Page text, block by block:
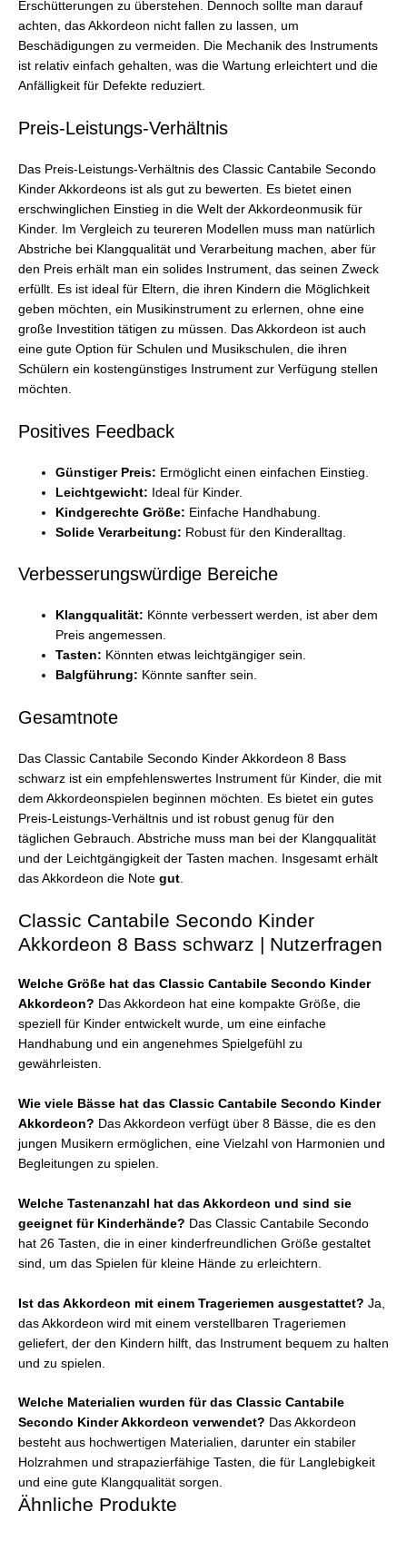
Erschütterungen zu überstehen. Dennoch sollte man darauf
achten, das Akkordeon nicht fallen zu lassen, um
Beschädigungen zu vermeiden. Die Mechanik des Instruments
ist relativ einfach gehalten, was die Wartung erleichtert und die
Anfälligkeit für Defekte reduziert.
Preis-Leistungs-Verhältnis
Das Preis-Leistungs-Verhältnis des Classic Cantabile Secondo
Kinder Akkordeons ist als gut zu bewerten. Es bietet einen
erschwinglichen Einstieg in die Welt der Akkordeonmusik für
Kinder. Im Vergleich zu teureren Modellen muss man natürlich
Abstriche bei Klangqualität und Verarbeitung machen, aber für
den Preis erhält man ein solides Instrument, das seinen Zweck
erfüllt. Es ist ideal für Eltern, die ihren Kindern die Möglichkeit
geben möchten, ein Musikinstrument zu erlernen, ohne eine
große Investition tätigen zu müssen. Das Akkordeon ist auch
eine gute Option für Schulen und Musikschulen, die ihren
Schülern ein kostengünstiges Instrument zur Verfügung stellen
möchten.
Positives Feedback
Günstiger Preis: Ermöglicht einen einfachen Einstieg.
Leichtgewicht: Ideal für Kinder.
Kindgerechte Größe: Einfache Handhabung.
Solide Verarbeitung: Robust für den Kinderalltag.
Verbesserungswürdige Bereiche
Klangqualität: Könnte verbessert werden, ist aber dem
Preis angemessen.
Tasten: Könnten etwas leichtgängiger sein.
Balgführung: Könnte sanfter sein.
Gesamtnote
Das Classic Cantabile Secondo Kinder Akkordeon 8 Bass
schwarz ist ein empfehlenswertes Instrument für Kinder, die mit
dem Akkordeonspielen beginnen möchten. Es bietet ein gutes
Preis-Leistungs-Verhältnis und ist robust genug für den
täglichen Gebrauch. Abstriche muss man bei der Klangqualität
und der Leichtgängigkeit der Tasten machen. Insgesamt erhält
das Akkordeon die Note gut.
Classic Cantabile Secondo Kinder
Akkordeon 8 Bass schwarz | Nutzerfragen
Welche Größe hat das Classic Cantabile Secondo Kinder
Akkordeon? Das Akkordeon hat eine kompakte Größe, die
speziell für Kinder entwickelt wurde, um eine einfache
Handhabung und ein angenehmes Spielgefühl zu
gewährleisten.
Wie viele Bässe hat das Classic Cantabile Secondo Kinder
Akkordeon? Das Akkordeon verfügt über 8 Bässe, die es den
jungen Musikern ermöglichen, eine Vielzahl von Harmonien und
Begleitungen zu spielen.
Welche Tastenanzahl hat das Akkordeon und sind sie
geeignet für Kinderhände? Das Classic Cantabile Secondo
hat 26 Tasten, die in einer kinderfreundlichen Größe gestaltet
sind, um das Spielen für kleine Hände zu erleichtern.
Ist das Akkordeon mit einem Trageriemen ausgestattet? Ja,
das Akkordeon wird mit einem verstellbaren Trageriemen
geliefert, der den Kindern hilft, das Instrument bequem zu halten
und zu spielen.
Welche Materialien wurden für das Classic Cantabile
Secondo Kinder Akkordeon verwendet? Das Akkordeon
besteht aus hochwertigen Materialien, darunter ein stabiler
Holzrahmen und strapazierfähige Tasten, die für Langlebigkeit
und eine gute Klangqualität sorgen.
Ähnliche Produkte